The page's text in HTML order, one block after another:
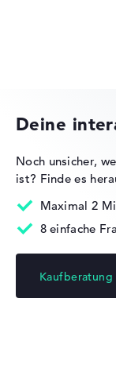
Deine
Noch unsicher,
ist? Finde es
Maximal 2
8 einfache
Kaufberatung